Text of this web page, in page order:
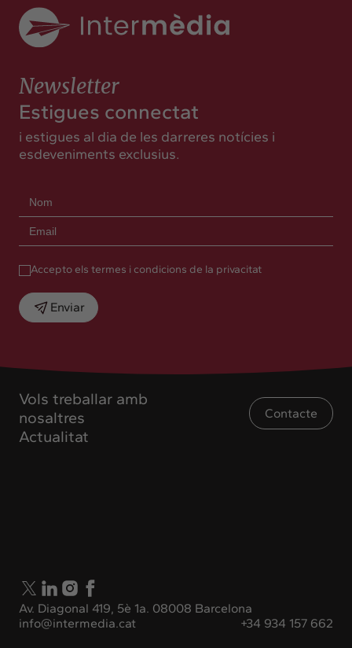
Vols treballar amb
nosaltres
Actualitat
Contacte
Av. Diagonal 419, 5è 1a. 08008 Barcelona
info@intermedia.cat
+34 934 157 662
Newsletter
Estigues connectat
i estigues al dia de les darreres notícies i
esdeveniments exclusius.
Accepto els termes i condicions de la privacitat
Enviar